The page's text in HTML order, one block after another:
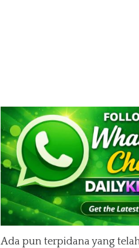
Ada pun terpidana yang